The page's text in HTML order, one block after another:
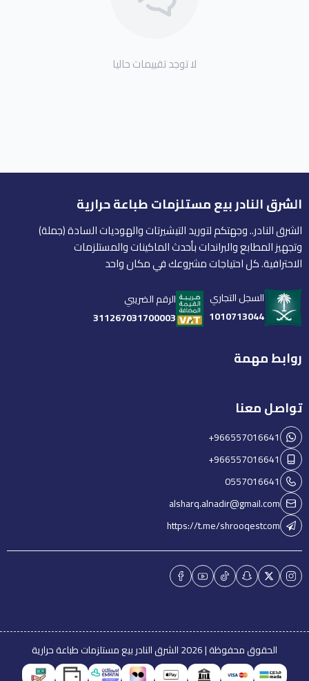
لا توجد تقييمات حاليا
الشرق النادر بيع مستلزمات طباعة حرارية
الشرق النادر.. وجهتكم لتوريد التيشيرتات والهوديات السادة (جملة)
وتجهيز المطابع والبراندات بأحدث الماكينات والمستلزمات
الاحترافية. كل احتياجات مشروعك في مكان واحد
السجل التجاري
1010713044
الرقم الضريبي
311267031700003
روابط مهمة
تواصل معنا
+966557016641
+966557016641
0557016641
alsharq.alnadir@gmail.com
https://t.me/shrooqestcom
الحقوق محفوظة | 2026 الشرق النادر بيع مستلزمات طباعة حرارية